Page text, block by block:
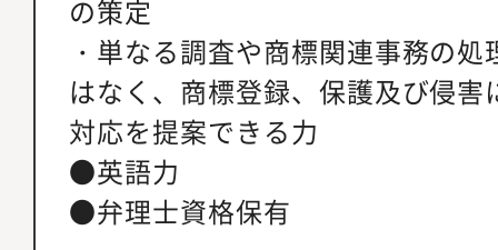
の策定
・単なる調査や商標関連事務の
はなく、商標登録、保護及び侵
対応を提案できる力
●英語力
●弁理士資格保有